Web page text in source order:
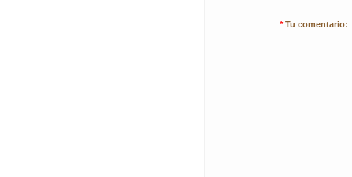
* Tu comentario: